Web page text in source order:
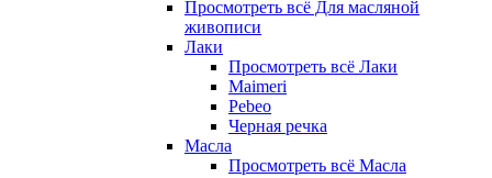
Просмотреть всё Для масляной
живописи
Лаки
Просмотреть всё Лаки
Maimeri
Pebeo
Черная речка
Масла
Просмотреть всё Масла